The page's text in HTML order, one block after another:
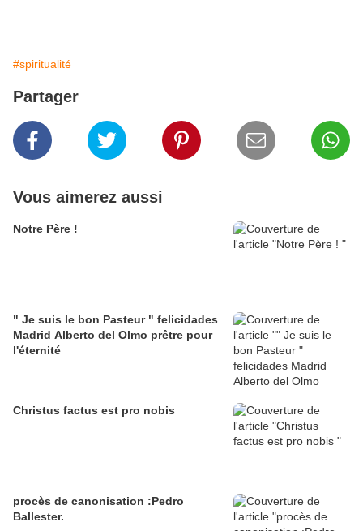
#spiritualité
Partager
Vous aimerez aussi
Notre Père !
" Je suis le bon Pasteur " felicidades
Madrid Alberto del Olmo prêtre pour
l'éternité
Christus factus est pro nobis
procès de canonisation :Pedro
Ballester.